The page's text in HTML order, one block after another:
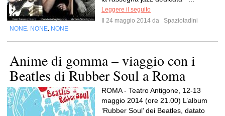
Leggere il seguito
Il 24 maggio 2014 da
Spaziotadini
NONE NONE NONE
Anime di gomma – viaggio con i
Beatles di Rubber Soul a Roma
ROMA - Teatro Antigone, 12-13
maggio 2014 (ore 21.00) L’album
‘Rubber Soul’ dei Beatles, datato